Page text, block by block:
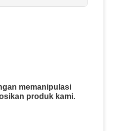
memanipulasi
produk kami.